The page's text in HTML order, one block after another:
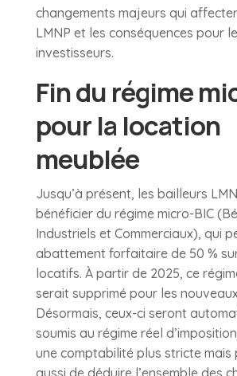
changements majeurs qui
LMNP et les conséquences pour
investisseurs.
Fin du régime
pour la location
meublée
Jusqu’à présent, les bailleurs
bénéficier du régime micro-BIC
Industriels et Commerciaux), qui
abattement forfaitaire de 50 %
locatifs. À partir de 2025, ce
serait supprimé pour les
Désormais, ceux-ci seront
soumis au régime réel
une comptabilité plus stricte mais
aussi de déduire l’ensemble des